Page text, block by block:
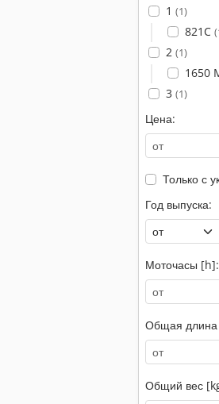
1 (1)
821C
2 (1)
1650
3 (1)
Цена:
Только с
Год выпуска:
Моточасы [h]:
Общая
Общий вес